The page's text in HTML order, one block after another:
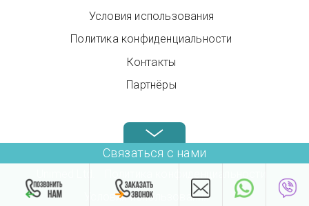
Условия использования
Политика конфиденциальности
Контакты
Партнёры
Звоните нам в любое время: +972.4.6899580
Условия использования
Связаться с нами